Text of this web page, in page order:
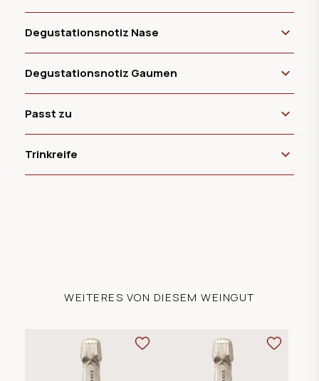
Degustationsnotiz Nase
Degustationsnotiz Gaumen
Passt zu
Trinkreife
WEITERES VON DIESEM WEINGUT